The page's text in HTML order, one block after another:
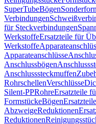
SuperTubeBögen
Verbindungen
für Steckverbindungen
WerkstoffeErsatzteile für
Werkstoffe
Apparateanschlüsse
Anschlussbögen
Anschlusssteckmuffen
RohrschellenVerschlüsse
Silent-PPRohreErsatzteile
FormstückeBögen
AbzweigeReduktionen
Reduktionen